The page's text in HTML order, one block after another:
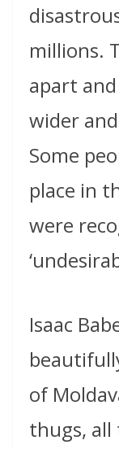
millions.
apart
wider
Some
place in
were
Isaac
of
thugs, all